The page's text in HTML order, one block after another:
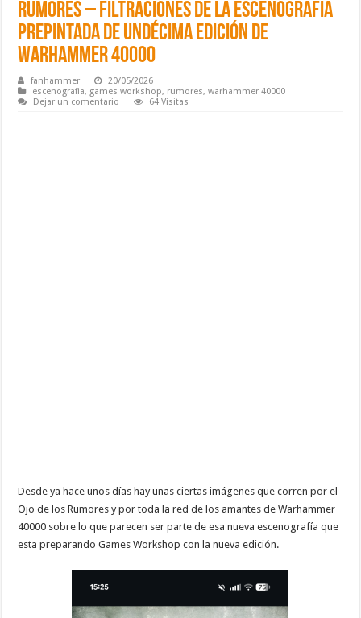
Rumores – Filtraciones de la escenografía
prepintada de undécima edición de
Warhammer 40000
fanhammer
20/05/2026
escenografia, games workshop, rumores,warhammer 40000
Dejar un comentario
64 Visitas
Desde ya hace unos días hay unas ciertas imágenes que corren por el
Ojo de los Rumores y por toda la red de los amantes de Warhammer
40000 sobre lo que parecen ser parte de esa nueva escenografía que
esta preparando Games Workshop con la nueva edición.